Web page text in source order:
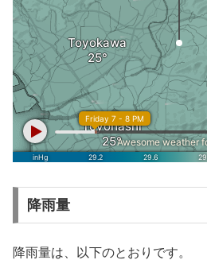
降雨量
降雨量は、以下のとおりです。